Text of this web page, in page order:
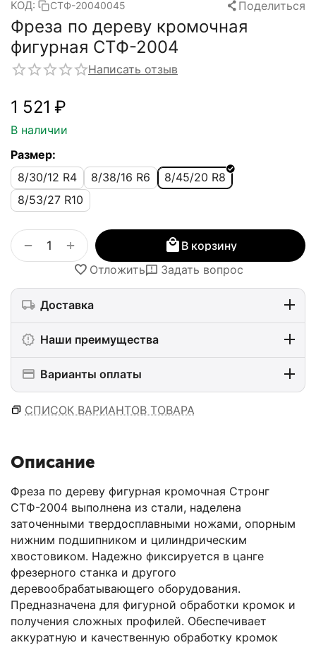
КОД: СТФ-20040045 Поделиться
Фреза по дереву кромочная
фигурная CTФ-2004
Написать отзыв
1 521 ₽
В наличии
Размер:
8/30/12 R4
8/38/16 R6
8/45/20 R8
8/53/27 R10
+
−
В корзину
Отложить
Задать вопрос
Доставка
Наши преимущества
Варианты оплаты
СПИСОК ВАРИАНТОВ ТОВАРА
Описание
Фреза по дереву фигурная кромочная Стронг
CTФ-2004 выполнена из стали, наделена
заточенными твердосплавными ножами, опорным
нижним подшипником и цилиндрическим
хвостовиком. Надежно фиксируется в цанге
фрезерного станка и другого
деревообрабатывающего оборудования.
Предназначена для фигурной обработки кромок и
получения сложных профилей. Обеспечивает
аккуратную и качественную обработку кромок